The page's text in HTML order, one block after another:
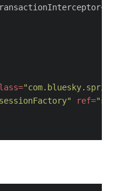
</
=
ref=